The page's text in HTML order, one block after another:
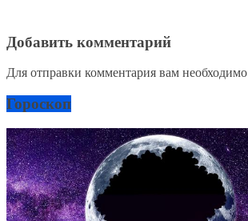
Добавить комментарий
Для отправки комментария вам необходимо
Гороскоп